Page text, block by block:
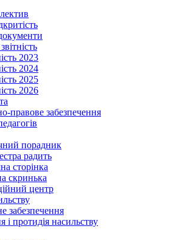
2023
2024
2025
2026
правове забезпечення
порадник
радить
сторінка
скринька
центр
забезпечення
і протидія насильству